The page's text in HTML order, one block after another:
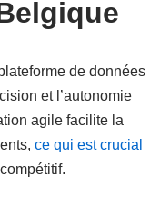
de données
et l’autonomie
agile facilite la
ce qui est crucial